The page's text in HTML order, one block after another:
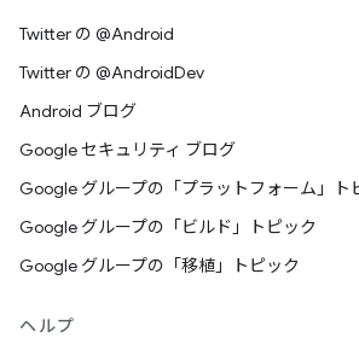
Twitter の @Android
Twitter の @AndroidDev
Android ブログ
Google セキュリティ ブログ
Google グループの「プラットフォーム」ト
Google グループの「ビルド」トピック
Google グループの「移植」トピック
ヘルプ